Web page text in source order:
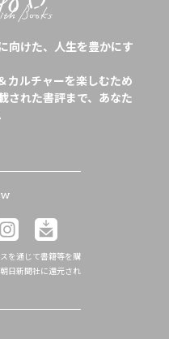
向けた、人生を豊かにす
カルチャーを楽しむため
された書評まで、あなた
を通じて書籍等を購
日新聞社に還元され